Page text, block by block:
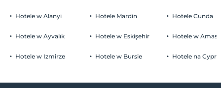
Parking
wolny prywatny parking
Przyjmujemy wyłącznie gości w wieku od 18 do 90 .
Niemowlęta do wieku do 1 są bezpłatne.
Hotele w Alanyi
Hotele w Ayvalık
Hotele w Izmirze
Hotele Mardin
Hotele w Eskişehir
Hotele w Bursie
Hotele Cunda
Hotele w
Hotele na